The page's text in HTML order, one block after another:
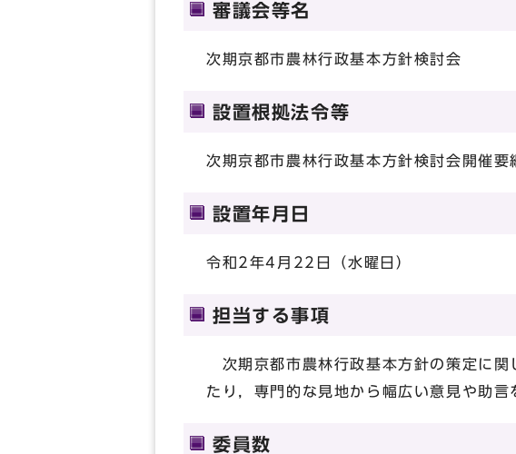
審議会等名
次期京都市農林行政基本方針検討会
設置根拠法令等
次期京都市農林行政基本方針検討会開催要
設置年月日
令和2年4月22日（水曜日）
担当する事項
次期京都市農林行政基本方針の策定に関
たり，専門的な見地から幅広い意見や助言
委員数